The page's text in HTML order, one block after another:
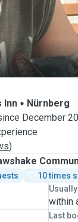
Inn
Nürnberg
December
)
10 times
within
Last